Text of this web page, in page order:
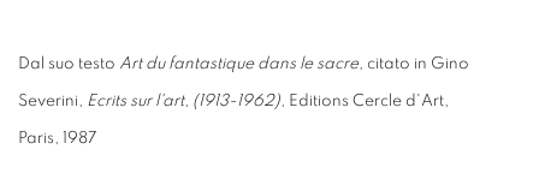
Dal suo testo Art du fantastique dans le sacre, citato in Gino
Severini, Ecrits sur l'art, (1913-1962), Editions Cercle d'Art,
Paris, 1987